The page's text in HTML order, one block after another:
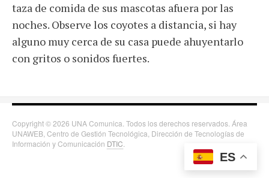
taza de comida de sus mascotas afuera por las
noches. Observe los coyotes a distancia, si hay
alguno muy cerca de su casa puede ahuyentarlo
con gritos o sonidos fuertes.
ES
Copyright © 2026 UNA Comunica. Todos los derechos reservados. Área
UNAWEB, Centro de Gestión Tecnológica, Dirección de Tecnologías de
Información y Comunicación DTIC.